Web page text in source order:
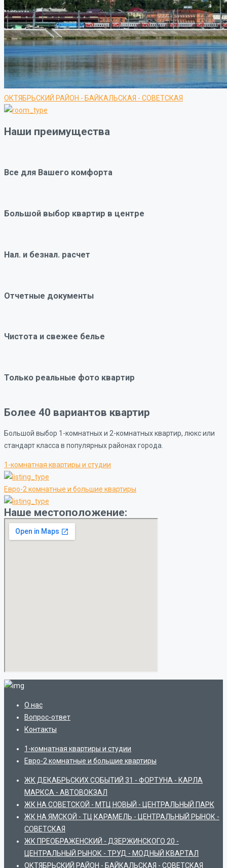
ОКТЯБРЬСКИЙ РАЙОН - БАЙКАЛЬСКАЯ - СОВЕТСКАЯ
Наши преимущества
Все для Вашего комфорта
Большой выбор квартир в центре
Нал. и безнал. расчет
Отчетные документы
Чистота и свежее белье
Только реальные фото квартир
Более 40 вариантов квартир
Большой выбор 1-комнатных и 2-комнатных квартир, люкс или
стандарт класса в популярных районах города.
1-комнатная квартиры и студии
Евро-2 комнатные и большие квартиры
Наше местоположение:
О нас
Вопрос-ответ
Контакты
1-комнатная квартиры и студии
Евро-2 комнатные и большие квартиры
ЖК ДЕКАБРЬСКИХ СОБЫТИЙ 31 - ФОРТУНА - КАРЛА
МАРКСА - АВТОВОКЗАЛ
ЖК НА СОВЕТСКОЙ - МТЦ НОВЫЙ - ЦЕНТРАЛЬНЫЙ ПАРК
ЖК НА ЯМСКОЙ - ТЦ КАРАМЕЛЬ - ЦЕНТРАЛЬНЫЙ РЫНОК -
СОВЕТСКАЯ
ЖК ПРЕОБРАЖЕНСКИЙ - ДЗЕРЖИНСКОГО 20 -
ЦЕНТРАЛЬНЫЙ РЫНОК - ТРУД - МОДНЫЙ КВАРТАЛ
ОКТЯБРЬСКИЙ РАЙОН - БАЙКАЛЬСКАЯ - СОВЕТСКАЯ